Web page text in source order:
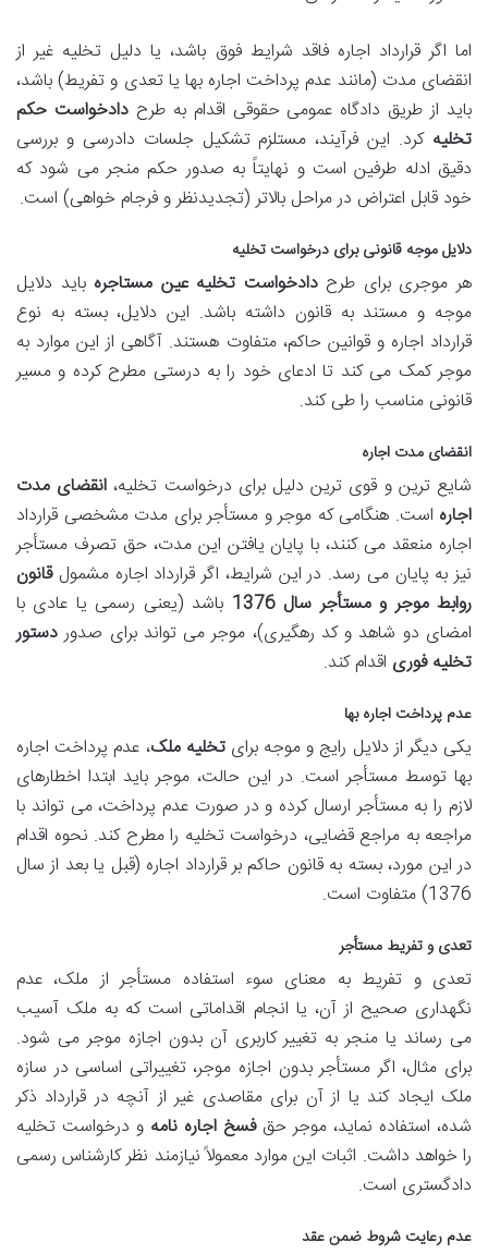
اما اگر قرارداد اجاره فاقد شرایط فوق باشد، یا دلیل تخلیه غیر از
انقضای مدت (مانند عدم پرداخت اجاره بها یا تعدی و تفریط) باشد،
باید از طریق دادگاه عمومی حقوقی اقدام به طرحدادخواست حکم
تخلیه کرد. این فرآیند، مستلزم تشکیل جلسات دادرسی و بررسی
دقیق ادله طرفین است و نهایتاً به صدور حکم منجر می شود که
خود قابل اعتراض در مراحل بالاتر (تجدیدنظر و فرجام خواهی) است.
دلایل موجه قانونی برای درخواست تخلیه
هر موجری برای طرحدادخواست تخلیه عین مستاجره باید دلایل
موجه و مستند به قانون داشته باشد. این دلایل، بسته به نوع
قرارداد اجاره و قوانین حاکم، متفاوت هستند. آگاهی از این موارد به
موجر کمک می کند تا ادعای خود را به درستی مطرح کرده و مسیر
قانونی مناسب را طی کند.
انقضای مدت اجاره
شایع ترین و قوی ترین دلیل برای درخواست تخلیه، انقضای مدت
اجاره است. هنگامی که موجر و مستأجر برای مدت مشخصی قرارداد
اجاره منعقد می کنند، با پایان یافتن این مدت، حق تصرف مستأجر
نیز به پایان می رسد. در این شرایط، اگر قرارداد اجاره مشمولقانون
روابط موجر و مستأجر سال 1376
باشد (یعنی رسمی یا عادی با
امضای دو شاهد و کد رهگیری)، موجر می تواند برای صدوردستور
تخلیه فوری اقدام کند.
عدم پرداخت اجاره بها
یکی دیگر از دلایل رایج و موجه برایتخلیه ملک، عدم پرداخت اجاره
بها توسط مستأجر است. در این حالت، موجر باید ابتدا اخطارهای
لازم را به مستأجر ارسال کرده و در صورت عدم پرداخت، می تواند با
مراجعه به مراجع قضایی، درخواست تخلیه را مطرح کند. نحوه اقدام
در این مورد، بسته به قانون حاکم بر قرارداد اجاره (قبل یا بعد از سال
1376) متفاوت است.
تعدی و تفریط مستأجر
تعدی و تفریط به معنای سوء استفاده مستأجر از ملک، عدم
نگهداری صحیح از آن، یا انجام اقداماتی است که به ملک آسیب
می رساند یا منجر به تغییر کاربری آن بدون اجازه موجر می شود.
برای مثال، اگر مستأجر بدون اجازه موجر، تغییراتی اساسی در سازه
ملک ایجاد کند یا از آن برای مقاصدی غیر از آنچه در قرارداد ذکر
شده، استفاده نماید، موجر حقفسخ اجاره نامه و درخواست تخلیه
را خواهد داشت. اثبات این موارد معمولاً نیازمند نظر کارشناس رسمی
دادگستری است.
عدم رعایت شروط ضمن عقد